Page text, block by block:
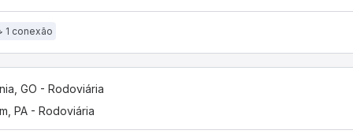
1 conexão
GO - Rodoviária
PA - Rodoviária